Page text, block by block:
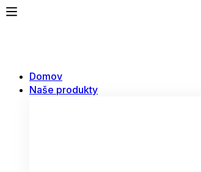
Domov
Naše produkty